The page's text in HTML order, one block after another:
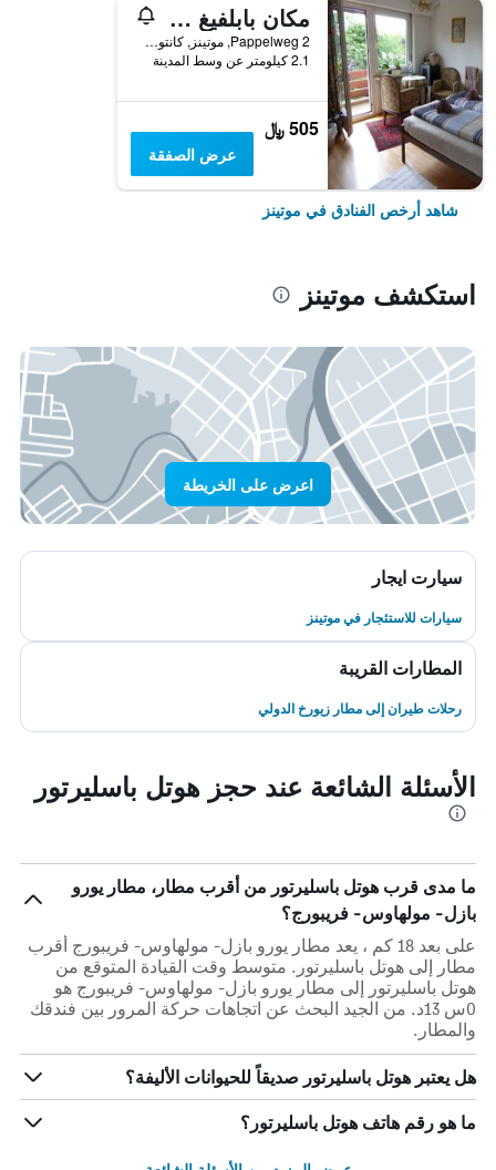
مكان بابلفيغ - 2 للمبيت والإفطار
Pappelweg 2, موتينز, كانتون بازل لاندشافت, سويسرا
2.1 كيلومتر عن وسط المدينة
505 ﷼
عرض الصفقة
شاهد أرخص الفنادق في موتينز
استكشف موتينز
اعرض على الخريطة
سيارت ايجار
سيارات للاستئجار في موتينز
المطارات القريبة
رحلات طيران إلى مطار زيورخ الدولي
الأسئلة الشائعة عند حجز هوتل باسليرتور
ما مدى قرب هوتل باسليرتور من أقرب مطار، مطار يورو
بازل- مولهاوس- فريبورج؟
على بعد 18 كم ، يعد مطار يورو بازل- مولهاوس- فريبورج أقرب
مطار إلى هوتل باسليرتور. متوسط وقت القيادة المتوقع من
هوتل باسليرتور إلى مطار يورو بازل- مولهاوس- فريبورج هو
0س 13د. من الجيد البحث عن اتجاهات حركة المرور بين فندقك
والمطار.
هل يعتبر هوتل باسليرتور صديقاً للحيوانات الأليفة؟
ما هو رقم هاتف هوتل باسليرتور؟